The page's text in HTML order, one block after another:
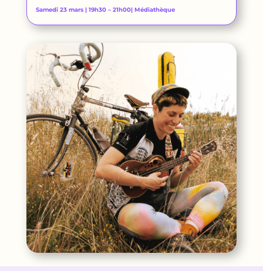
Samedi 23 mars | 19h30 – 21h00| Médiathèque